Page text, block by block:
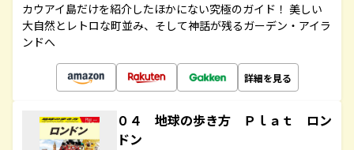
カウアイ島だけを紹介したほかにない究極のガイド！ 美しい
大自然とレトロな町並み、そして神話が残るガーデン・アイラ
ンドへ
詳細を見る
０４ 地球の歩き方 Ｐｌａｔ ロン
ドン